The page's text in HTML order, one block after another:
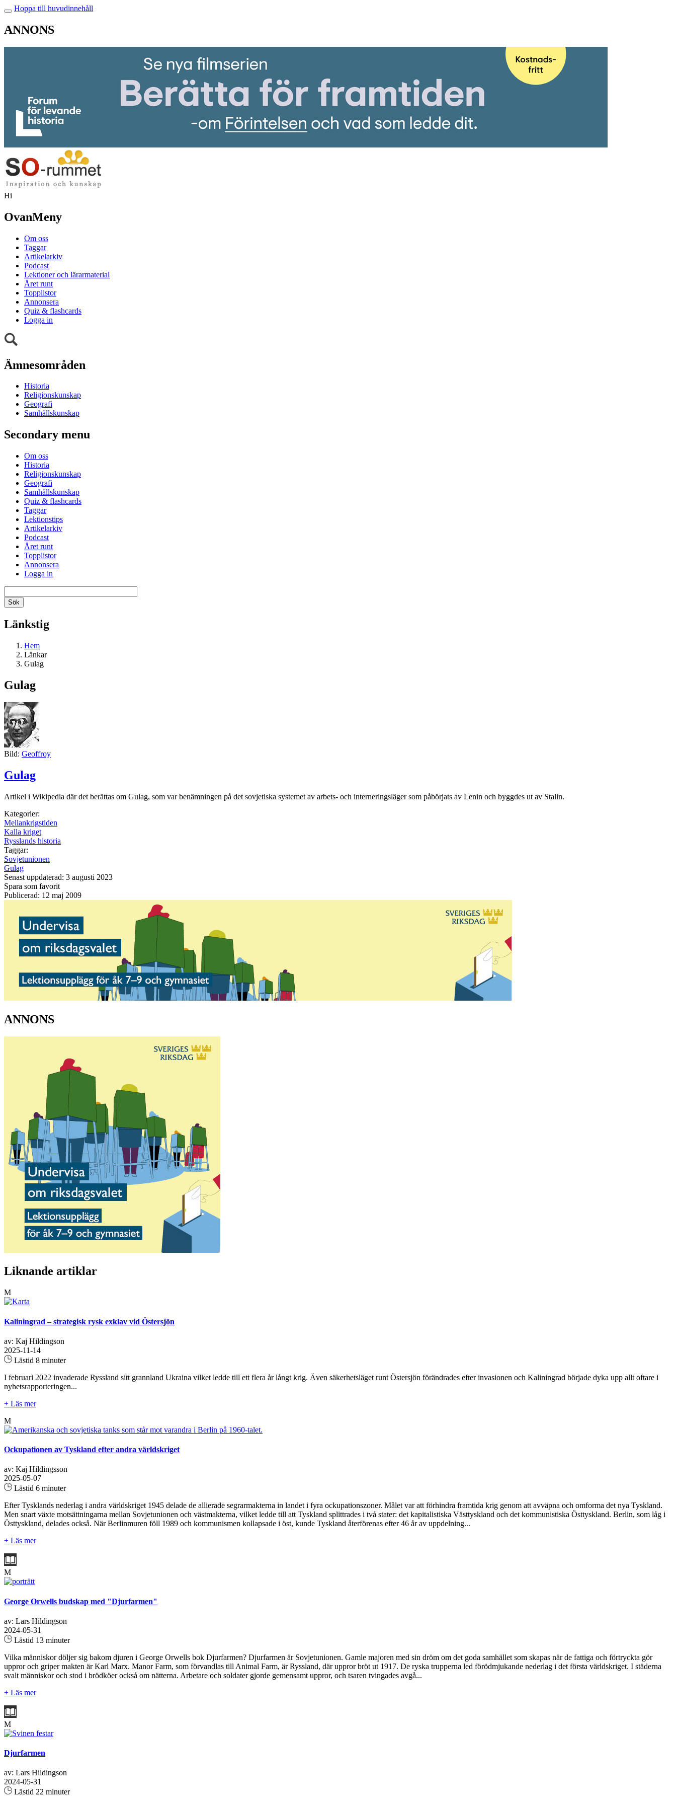
Hoppa till huvudinnehåll
ANNONS
Hi
OvanMeny
Om oss
Taggar
Artikelarkiv
Podcast
Lektioner och lärarmaterial
Året runt
Topplistor
Annonsera
Quiz & flashcards
Logga in
Ämnesområden
Historia
Religionskunskap
Geografi
Samhällskunskap
Secondary menu
Om oss
Historia
Religionskunskap
Geografi
Samhällskunskap
Quiz & flashcards
Taggar
Lektionstips
Artikelarkiv
Podcast
Året runt
Topplistor
Annonsera
Logga in
Länkstig
Hem
Länkar
Gulag
Gulag
Bild: Geoffroy
Gulag
Artikel i Wikipedia där det berättas om Gulag, som var benämningen på det sovjetiska systemet av arbets- och interneringsläger som påbörjats av Lenin och byggdes ut av Stalin.
Kategorier:
Mellankrigstiden
Kalla kriget
Rysslands historia
Taggar:
Sovjetunionen
Gulag
Senast uppdaterad: 3 augusti 2023
Spara som favorit
Publicerad: 12 maj 2009
ANNONS
Liknande artiklar
M
Kaliningrad – strategisk rysk exklav vid Östersjön
av: Kaj Hildingson
2025-11-14
Lästid 8 minuter
I februari 2022 invaderade Ryssland sitt grannland Ukraina vilket ledde till ett flera år långt krig. Även säkerhetsläget runt Östersjön förändrades efter invasionen och Kaliningrad började dyka upp allt oftare i
nyhetsrapporteringen...
+ Läs mer
M
Ockupationen av Tyskland efter andra världskriget
av: Kaj Hildingsson
2025-05-07
Lästid 6 minuter
Efter Tysklands nederlag i andra världskriget 1945 delade de allierade segrarmakterna in landet i fyra ockupationszoner. Målet var att förhindra framtida krig genom att avväpna och omforma det nya Tyskland.
Men snart växte motsättningarna mellan Sovjetunionen och västmakterna, vilket ledde till att Tyskland splittrades i två stater: det kapitalistiska Västtyskland och det kommunistiska Östtyskland. Berlin, som låg i
Östtyskland, delades också. När Berlinmuren föll 1989 och kommunismen kollapsade i öst, kunde Tyskland återförenas efter 46 år av uppdelning...
+ Läs mer
M
George Orwells budskap med "Djurfarmen"
av: Lars Hildingson
2024-05-31
Lästid 13 minuter
Vilka människor döljer sig bakom djuren i George Orwells bok Djurfarmen? Djurfarmen är Sovjetunionen. Gamle majoren med sin dröm om det goda samhället som skapas när de fattiga och förtryckta gör
uppror och griper makten är Karl Marx. Manor Farm, som förvandlas till Animal Farm, är Ryssland, där uppror bröt ut 1917. De ryska trupperna led förödmjukande nederlag i det första världskriget. I städerna
svalt människor och stod i brödköer också om nätterna. Arbetare och soldater gjorde gemensamt uppror, och tsaren tvingades avgå...
+ Läs mer
M
Djurfarmen
av: Lars Hildingson
2024-05-31
Lästid 22 minuter